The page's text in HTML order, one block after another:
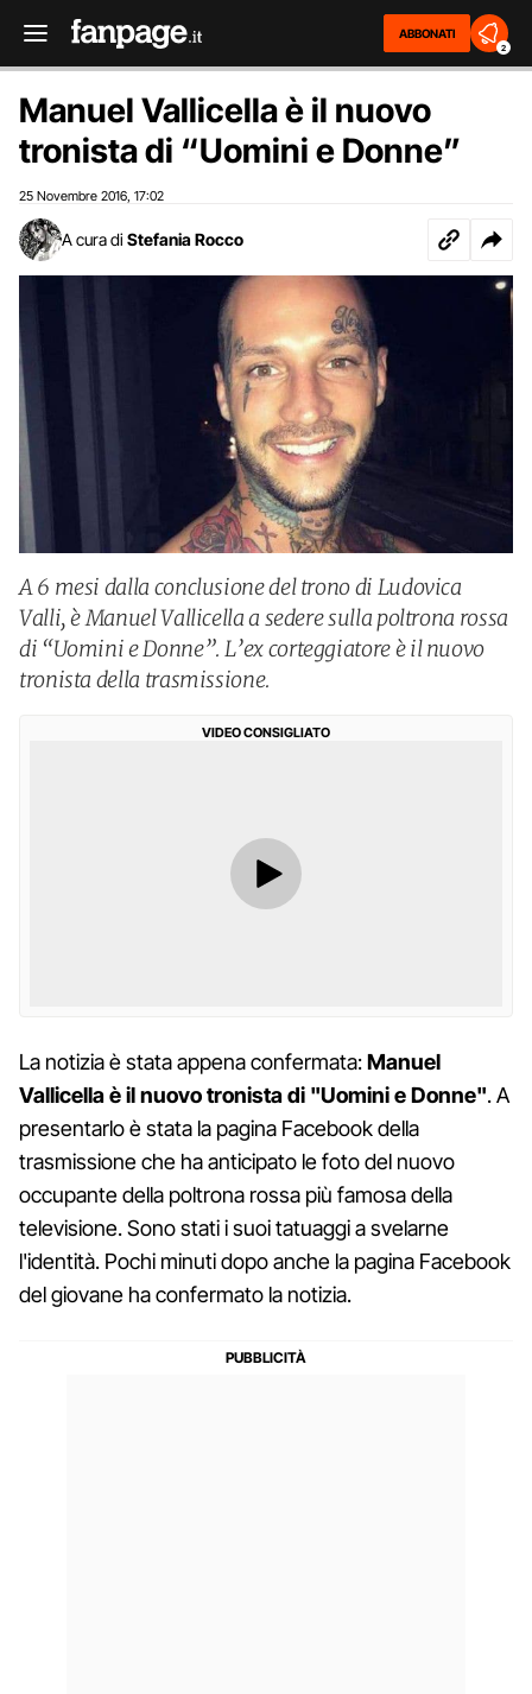
ABBONATI
2
Manuel Vallicella è il nuovo
tronista di “Uomini e Donne”
25 Novembre 2016 17:02
A cura di Stefania Rocco
A 6 mesi dalla conclusione del trono di Ludovica
Valli, è Manuel Vallicella a sedere sulla poltrona rossa
di “Uomini e Donne”. L’ex corteggiatore è il nuovo
tronista della trasmissione.
VIDEO CONSIGLIATO
La notizia è stata appena confermata:Manuel
Vallicella è il nuovo tronista di "Uomini e Donne". A
presentarlo è stata la pagina Facebook della
trasmissione che ha anticipato le foto del nuovo
occupante della poltrona rossa più famosa della
televisione. Sono stati i suoi tatuaggi a svelarne
l'identità. Pochi minuti dopo anche la pagina Facebook
del giovane ha confermato la notizia.